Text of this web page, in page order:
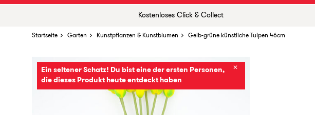
Kostenloses Click & Collect
Startseite Garten Kunstpflanzen & Kunstblumen Gelb-grüne künstliche Tulpen 46cm
Ein seltener Schatz! Du bist eine der ersten Personen,
die dieses Produkt heute entdeckt haben
✕